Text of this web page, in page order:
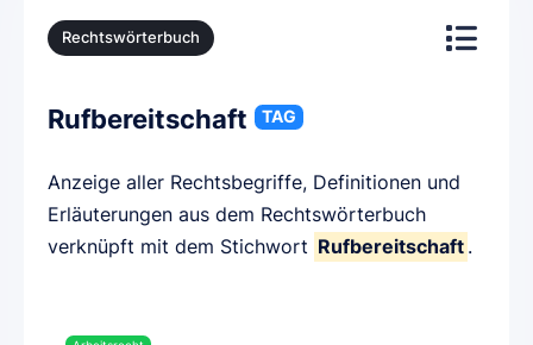
Rechtswörterbuch
Rufbereitschaft TAG
Anzeige aller Rechtsbegriffe, Definitionen und
Erläuterungen aus dem Rechtswörterbuch
verknüpft mit dem Stichwort Rufbereitschaft .